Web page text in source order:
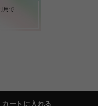
用で
カートに入れる